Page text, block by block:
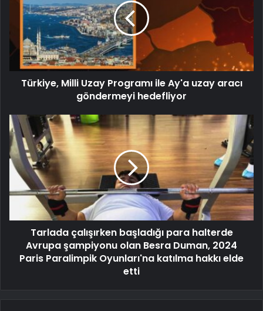
Türkiye, Milli Uzay Programı ile Ay'a uzay aracı
göndermeyi hedefliyor
Tarlada çalışırken başladığı para halterde
Avrupa şampiyonu olan Besra Duman, 2024
Paris Paralimpik Oyunları'na katılma hakkı elde
etti